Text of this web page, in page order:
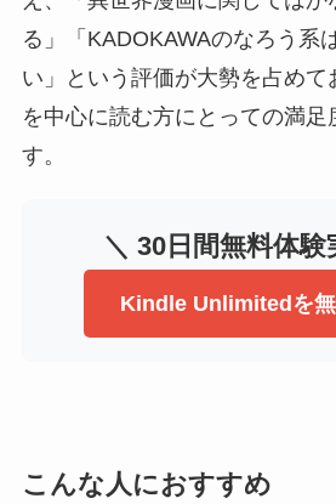
る」「KADOKAWAのなろう系
い」という評価が大勢を占めて
を中心に読む方にとっての満足
す。
＼ 30日間無料体験
Kindle Unlimitedを
こんな人におすすめ